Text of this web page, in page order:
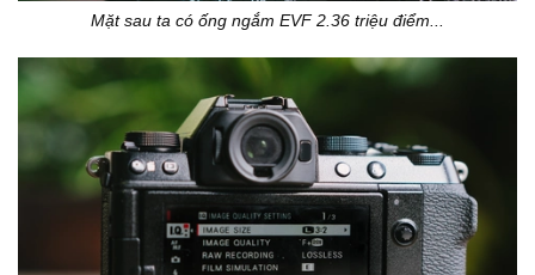
Mặt sau ta có ống ngắm EVF 2.36 triệu điểm...